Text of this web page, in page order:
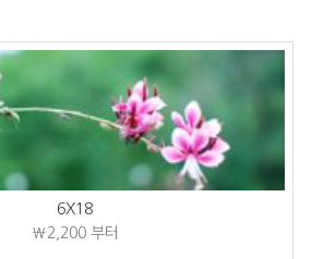
6X18
₩2,200부터